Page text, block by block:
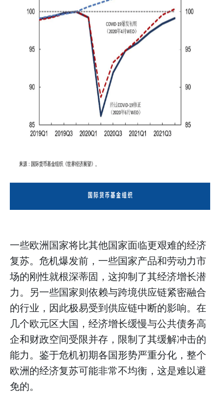
一些欧洲国家将比其他国家面临更艰难的经济
复苏。危机爆发前，一些国家产品和劳动力市
场的刚性就根深蒂固，这抑制了其经济增长潜
力。另一些国家则依赖与跨境供应链紧密融合
的行业，因此极易受到供应链中断的影响。在
几个欧元区大国，经济增长缓慢与公共债务高
企和财政空间受限并存，限制了其缓解冲击的
能力。鉴于危机初期各国形势严重分化，整个
欧洲的经济复苏可能非常不均衡，这是难以避
免的。